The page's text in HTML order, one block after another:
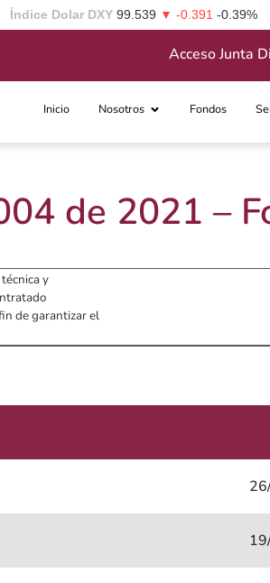
Índice Dolar DXY 99.539 ▼ -0.391 -0.39%
Acceso Junta
Inicio Nosotros Fondos
de 2021 –
y
de garantizar el